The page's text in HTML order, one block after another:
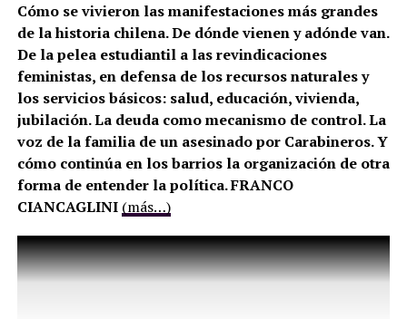
Cómo se vivieron las manifestaciones más grandes
de la historia chilena. De dónde vienen y adónde van.
De la pelea estudiantil a las revindicaciones
feministas, en defensa de los recursos naturales y
los servicios básicos: salud, educación, vivienda,
jubilación. La deuda como mecanismo de control. La
voz de la familia de un asesinado por Carabineros. Y
cómo continúa en los barrios la organización de otra
forma de entender la política. FRANCO
CIANCAGLINI (más…)